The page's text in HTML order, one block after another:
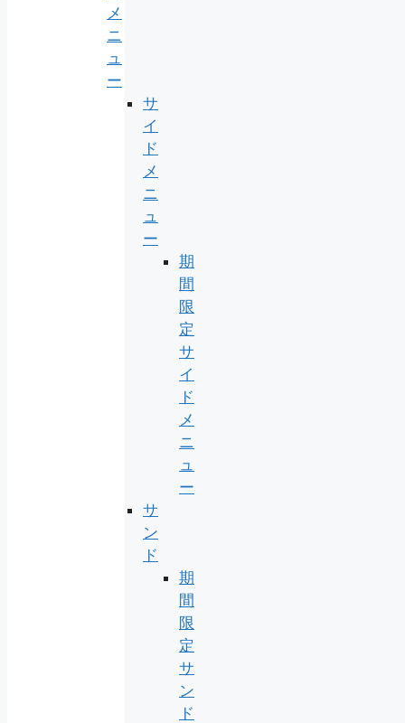
メ
ニ
ュ
ー
サ
イ
ド
メ
ニ
ュ
ー
期
間
限
定
サ
イ
ド
メ
ニ
ュ
ー
サ
ン
ド
期
間
限
定
サ
ン
ド